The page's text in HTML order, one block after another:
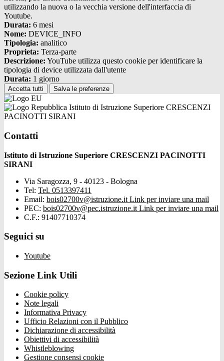
utilizzando la nuova o la vecchia versione dell'interfaccia di
Youtube.
Durata: 6 mesi
Nome: DEVICE_INFO
Tipologia: analitico
Proprieta: Terza-parte
Descrizione: YouTube utilizza questo cookie per identificare la
tipologia di device utilizzata dall'utente
Durata: 1 giorno
Accetta tutti Salva le preferenze
Istituto di Istruzione Superiore CRESCENZI
PACINOTTI SIRANI
Contatti
Istituto di Istruzione Superiore CRESCENZI PACINOTTI
SIRANI
Via Saragozza, 9 - 40123 - Bologna
Tel: Tel. 0513397411
Email: bois02700v@istruzione.it Link per inviare una mail
PEC: bois02700v@pec.istruzione.it Link per inviare una mail
C.F.: 91407710374
Seguici su
Youtube
Sezione Link Utili
Cookie policy
Note legali
Informativa Privacy
Ufficio Relazioni con il Pubblico
Dichiarazione di accessibilità
Obiettivi di accessibilità
Whistleblowing
Gestione consensi cookie